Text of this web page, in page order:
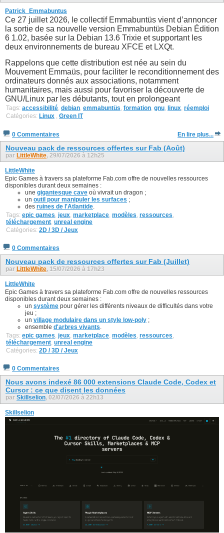
Patrick_Emmabuntus
Ce 27 juillet 2026, le collectif Emmabuntüs vient d’annoncer
la sortie de sa nouvelle version Emmabuntüs Debian Édition
6 1.02, basée sur la Debian 13.6 Trixie et supportant les
deux environnements de bureau XFCE et LXQt.
Rappelons que cette distribution est née au sein du
Mouvement Emmaüs, pour faciliter le reconditionnement des
ordinateurs donnés aux associations, notamment
humanitaires, mais aussi pour favoriser la découverte de
GNU/Linux par les débutants, tout en prolongeant
Tags: accessibilité, debian, emmabuntüs, formation, gnu, linux, réemploi
Catégories: Linux , Green IT
0 Commentaires En lire plus...
Nouveau pack de ressources offertes sur Fab (Août)
par LittleWhite, 29/07/2026 à 12h25
LittleWhite
Epic Games à travers sa plateforme Fab.com offre de nouvelles ressources
disponibles durant deux semaines :
une gigantesque cave où vivrait un dragon ;
un outil pour manipuler les surfaces ;
des ruines de l'Atlantide.
Tags: epic games jeux marketplace modèles ressources
téléchargement unreal engine
Catégories: 2D / 3D / Jeux
0 Commentaires
Nouveau pack de ressources offertes sur Fab (Juillet)
par LittleWhite, 15/07/2026 à 17h23
LittleWhite
Epic Games à travers sa plateforme Fab.com offre de nouvelles ressources
disponibles durant deux semaines :
un système pour gérer les différents niveaux de difficultés dans votre
jeu ;
un village modulaire dans un style low-poly ;
ensemble d'arbres vivants.
Tags: epic games jeux marketplace modèles ressources
téléchargement unreal engine
Catégories: 2D / 3D / Jeux
0 Commentaires
Nous avons indexé 86 000 extensions Claude Code, Codex et
Cursor : ce que disent les données
par Skillselion, 02/07/2026 à 22h13
Skillselion